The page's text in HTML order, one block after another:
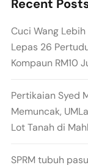
Recent
Cuci Wang
Lepas 26
Kompaun RM10
Pertikaian Syed
Memuncak,
Lot Tanah di
SPRM tubuh